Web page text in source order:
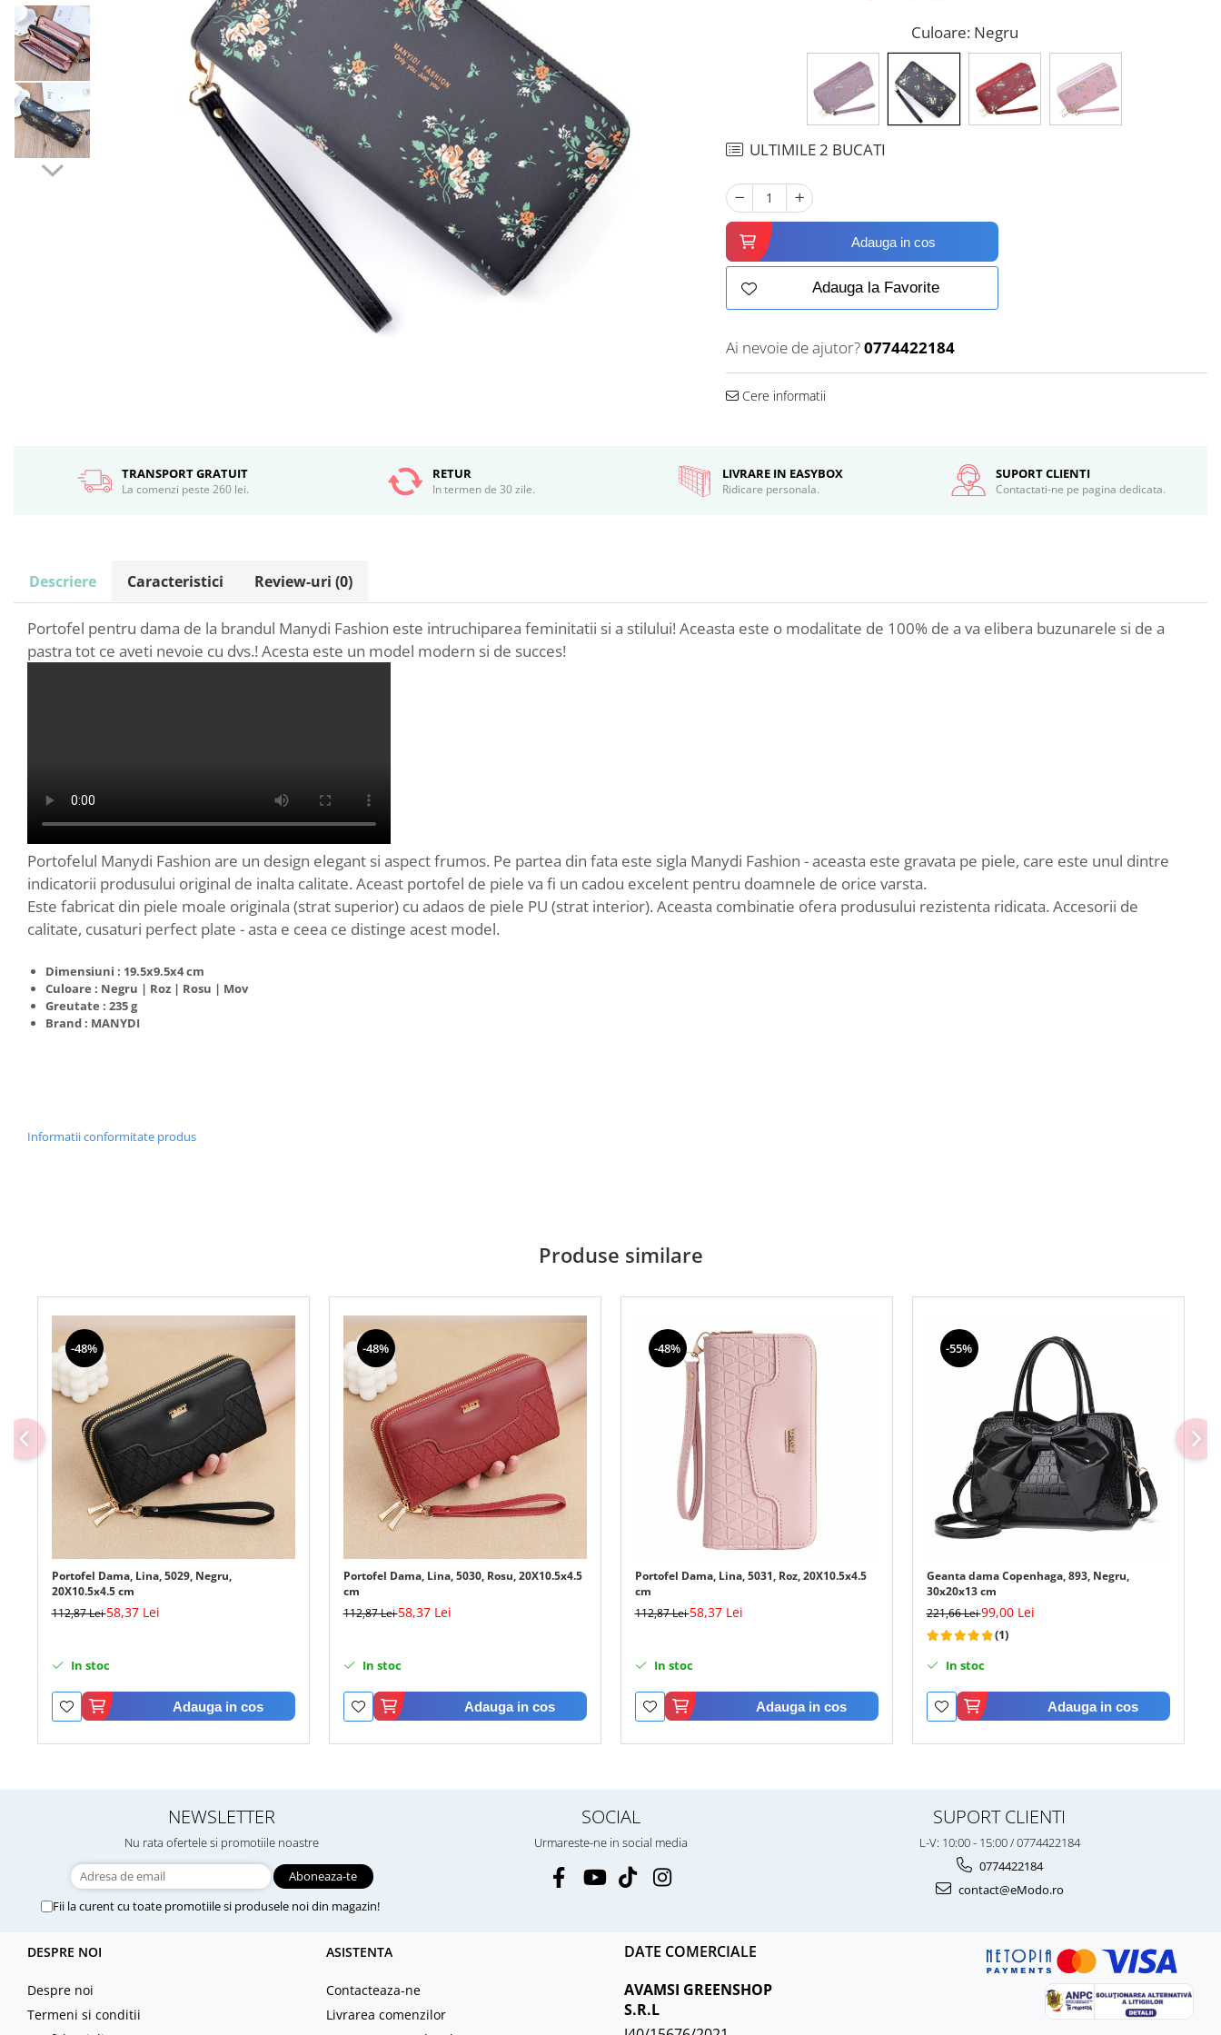
Culoare: Negru
ULTIMILE 2 BUCATI
Adauga in cos
Adauga la Favorite
Ai nevoie de ajutor?0774422184
Cere informatii
TRANSPORT GRATUIT
La comenzi peste 260 lei.
RETUR
In termen de 30 zile.
LIVRARE IN EASYBOX
Ridicare personala.
SUPORT CLIENTI
Contactati-ne pe pagina dedicata.
Descriere Caracteristici Review-uri (0)
Portofel pentru dama de la brandul Manydi Fashion este intruchiparea feminitatii si a stilului! Aceasta este o modalitate de 100% de a va elibera buzunarele si de a
pastra tot ce aveti nevoie cu dvs.! Acesta este un model modern si de succes!
Portofelul Manydi Fashion are un design elegant si aspect frumos. Pe partea din fata este sigla Manydi Fashion - aceasta este gravata pe piele, care este unul dintre
indicatorii produsului original de inalta calitate. Aceast portofel de piele va fi un cadou excelent pentru doamnele de orice varsta.
Este fabricat din piele moale originala (strat superior) cu adaos de piele PU (strat interior). Aceasta combinatie ofera produsului rezistenta ridicata. Accesorii de
calitate, cusaturi perfect plate - asta e ceea ce distinge acest model.
Dimensiuni : 19.5x9.5x4 cm
Culoare : Negru | Roz | Rosu | Mov
Greutate : 235 g
Brand : MANYDI
Informatii conformitate produs
Produse similare
-48%
Portofel Dama, Lina, 5029, Negru,
20X10.5x4.5 cm
112,87 Lei58,37 Lei
In stoc
Adauga in cos
-48%
Portofel Dama, Lina, 5030, Rosu, 20X10.5x4.5
cm
112,87 Lei58,37 Lei
In stoc
Adauga in cos
-48%
Portofel Dama, Lina, 5031, Roz, 20X10.5x4.5
cm
112,87 Lei58,37 Lei
In stoc
Adauga in cos
-55%
Geanta dama Copenhaga, 893, Negru,
30x20x13 cm
221,66 Lei99,00 Lei
(1)
In stoc
Adauga in cos
NEWSLETTER
Nu rata ofertele si promotiile noastre
Fii la curent cu toate promotiile si produsele noi din magazin!
SOCIAL
Urmareste-ne in social media
SUPORT CLIENTI
L-V: 10:00 - 15:00 / 0774422184
0774422184
contact@eModo.ro
DESPRE NOI
Despre noi
Termeni si conditii
ASISTENTA
Contacteaza-ne
Livrarea comenzilor
DATE COMERCIALE
AVAMSI GREENSHOP
S.R.L